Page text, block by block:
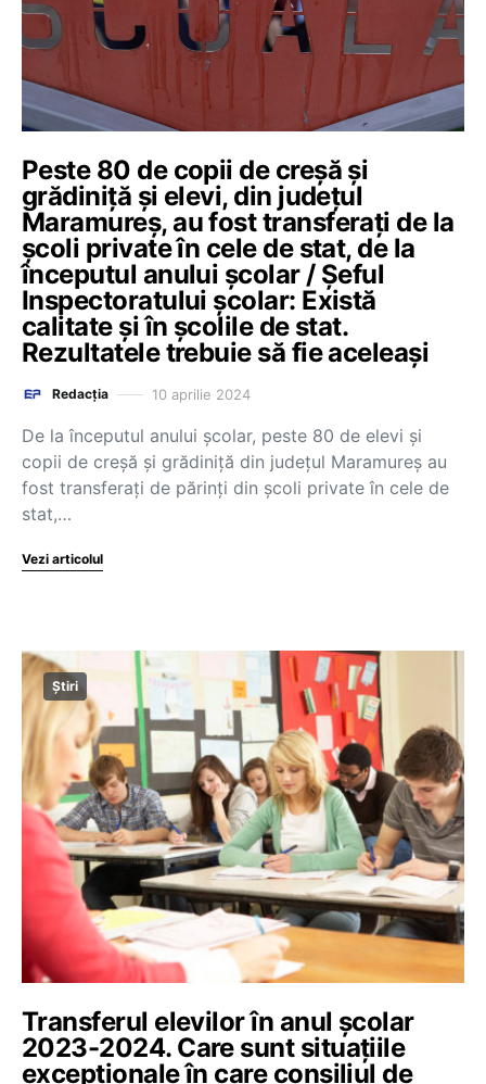
Peste 80 de copii de creșă și
grădiniță și elevi, din județul
Maramureș, au fost transferați de la
școli private în cele de stat, de la
începutul anului școlar / Șeful
Inspectoratului școlar: Există
calitate și în școlile de stat.
Rezultatele trebuie să fie aceleași
Redacția 10 aprilie 2024
De la începutul anului școlar, peste 80 de elevi și
copii de creșă și grădiniță din județul Maramureș au
fost transferați de părinți din școli private în cele de
stat,…
Vezi articolul
Știri
Transferul elevilor în anul școlar
2023-2024. Care sunt situațiile
excepționale în care consiliul de